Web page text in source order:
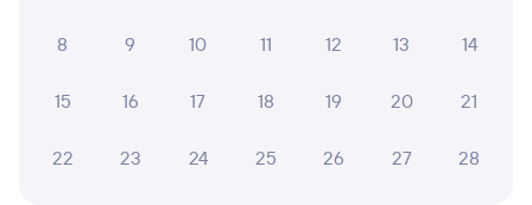
8 9 10 11 12 13 14
15 16 17 18 19 20 21
22 23 24 25 26 27 28